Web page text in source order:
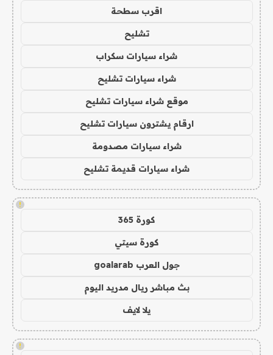
اقرب سطحة
تشليح
شراء سيارات سكراب
شراء سيارات تشليح
موقع شراء سيارات تشليح
ارقام يشترون سيارات تشليح
شراء سيارات مصدومة
شراء سيارات قديمة تشليح
!
كورة 365
كورة سيتي
جول العرب goalarab
بث مباشر ريال مدريد اليوم
يلا لايف
!